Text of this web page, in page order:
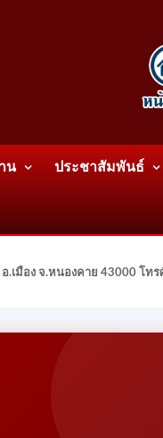
น ประชาสัมพันธ์
.เมือง จ.หนองคาย 43000 โ